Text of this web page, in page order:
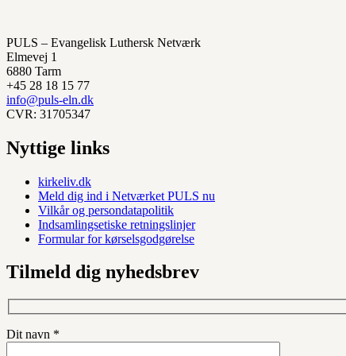
PULS – Evangelisk Luthersk Netværk
Elmevej 1
6880 Tarm
+45 28 18 15 77
info@puls-eln.dk
CVR: 31705347
Nyttige links
kirkeliv.dk
Meld dig ind i Netværket PULS nu
Vilkår og persondatapolitik
Indsamlingsetiske retningslinjer
Formular for kørselsgodgørelse
Tilmeld dig nyhedsbrev
Dit navn *